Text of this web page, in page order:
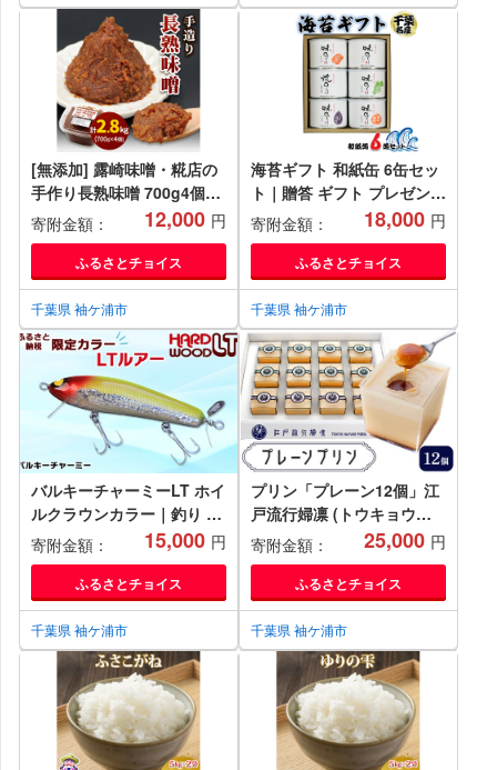
[無添加] 露崎味噌・糀店の
手作り長熟味噌 700g4個入
計2.8kg｜みそ 国産 大豆 米
無 添加 熟成 ミソ自家製 手
づくり 調味料 料理 味噌汁
おすすめ 袖ケ浦 千葉
[0240ch]
寄附金額： 12,000 円
ふるさとチョイス
千葉県 袖ケ浦市
海苔ギフト 和紙缶 6缶セッ
ト｜贈答 ギフト プレゼント
お歳暮 高級 のり 海苔 箱 房
総 内房 千葉 袖ケ浦
[0115chp]
寄附金額： 18,000 円
ふるさとチョイス
千葉県 袖ケ浦市
バルキーチャーミーLT ホイ
ルクラウンカラー｜釣り ル
アー バス トップウォーター
房総 袖ケ浦 [0056ch]
寄附金額： 15,000 円
ふるさとチョイス
千葉県 袖ケ浦市
プリン「プレーン12個」江
戸流行婦凛 (トウキョウハ
ヤリ プリン)｜高級 ぷりん
スイーツ ブランド卵 プリン
セスエッグ ブランド 卵 た
まご 袖ケ浦 千葉 [0209ch]
寄附金額： 25,000 円
ふるさとチョイス
千葉県 袖ケ浦市